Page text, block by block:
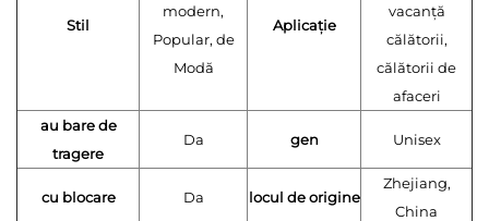
Stil
modern,
Popular, de
Modă
Aplicație
vacanță
călătorii,
călătorii de
afaceri
au bare de
tragere
Da gen Unisex
cu blocare Da locul de origine
Zhejiang,
China